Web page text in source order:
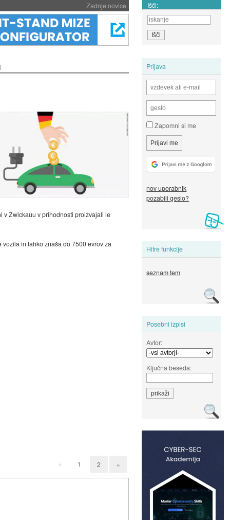
Zadnje novice Išči:
Prijava
Zapomni si me
nov uporabnik
pozabili geslo?
Hitre funkcije
seznam tem
Posebni izpisi
Avtor:
Ključna beseda:
v Zwickauu v prihodnosti proizvajali le
in lahko znaša do 7500 evrov za
« 1 2 »